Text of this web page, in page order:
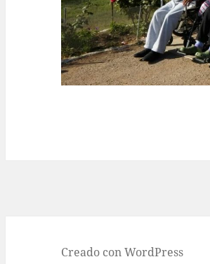
Creado con WordPress